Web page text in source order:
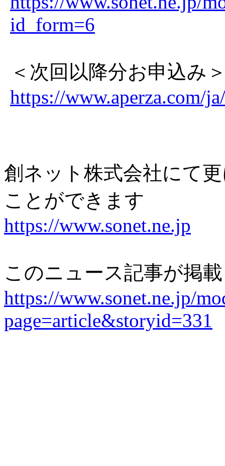
id_form=6
＜次回以降分お申込み
https://www.aperza.com/
創ネット株式会社にて
ことができます
https://www.sonet.ne.jp
このニュース記事が掲
https://www.sonet.ne.jp/
page=article&storyid=331